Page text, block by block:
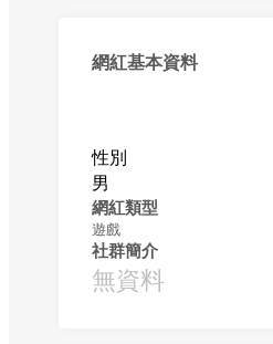
網紅基本資料
性別
男
網紅類型
遊戲
社群簡介
無資料